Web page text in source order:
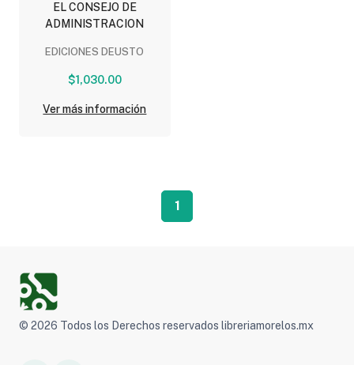
EL CONSEJO DE
ADMINISTRACION
EDICIONES DEUSTO
$1,030.00
Ver más información
1
© 2026 Todos los Derechos reservados libreriamorelos.mx